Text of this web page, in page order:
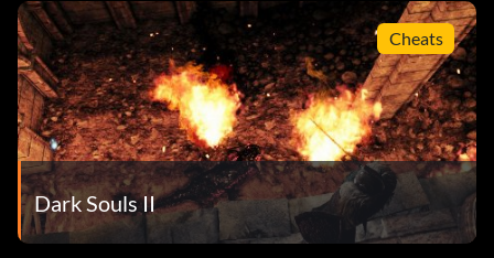
Cheats
Dark Souls II